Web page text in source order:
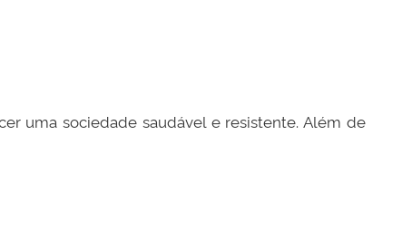
uma sociedade saudável e resistente. Além de